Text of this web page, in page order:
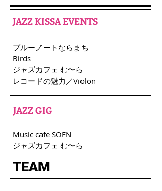
JAZZ KISSA EVENTS
ブルーノートならまち
Birds
​ジャズカフェ む〜ら
​レコードの魅力／Violon
JAZZ GIG
Music cafe SOEN
​ジャズカフェ む〜ら
TEAM